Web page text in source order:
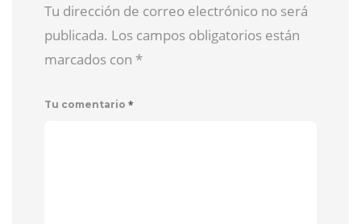
Tu dirección de correo electrónico no será
publicada. Los campos obligatorios están
marcados con *
Tu comentario *